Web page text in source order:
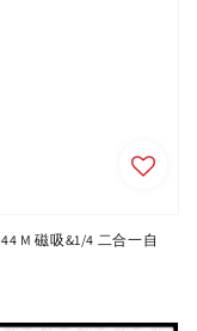
M 磁吸&1/4 二合一自